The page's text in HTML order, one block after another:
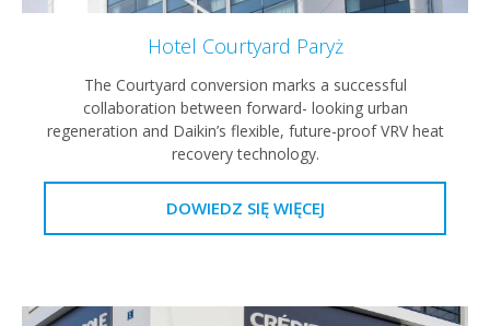
Hotel Courtyard Paryż
The Courtyard conversion marks a successful
collaboration between forward- looking urban
regeneration and Daikin’s flexible, future-proof VRV heat
recovery technology.
DOWIEDZ SIĘ WIĘCEJ